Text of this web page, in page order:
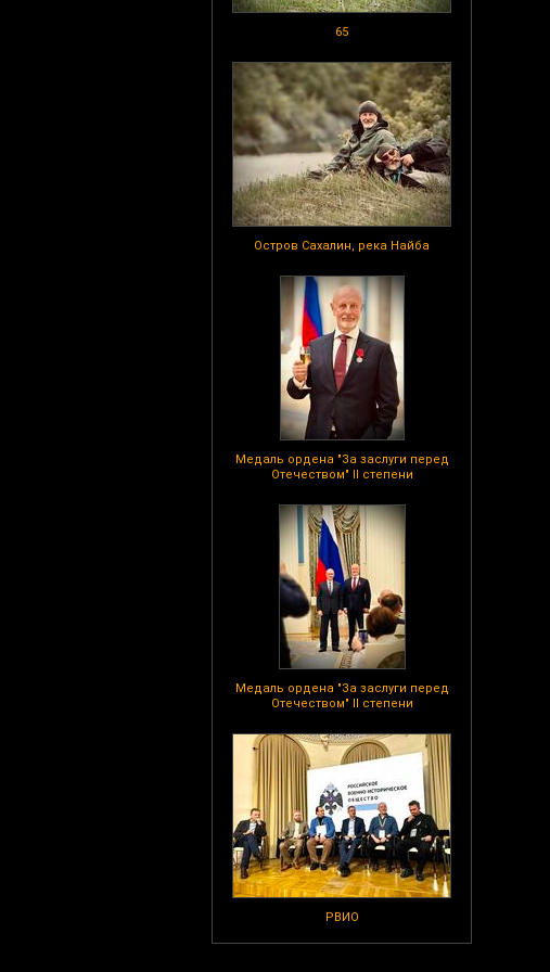
65
Остров Сахалин, река Найба
Медаль ордена "За заслуги перед
Отечеством" II степени
Медаль ордена "За заслуги перед
Отечеством" II степени
РВИО